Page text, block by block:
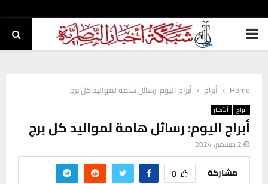
PRIMARY
Home أبراج أبراج اليوم: رسائل هامة لمواليد كل برج
أبراج ألأخبار
أبراج اليوم: رسائل هامة لمواليد كل برج
2 ديسمبر، 2024
مشاركة 0